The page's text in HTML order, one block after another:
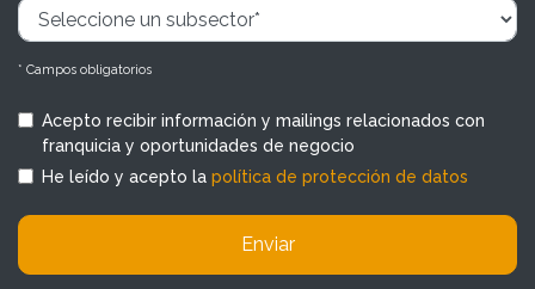
* Campos obligatorios
Acepto recibir información y mailings relacionados con
franquicia y oportunidades de negocio
He leído y acepto la política de protección de datos
Enviar